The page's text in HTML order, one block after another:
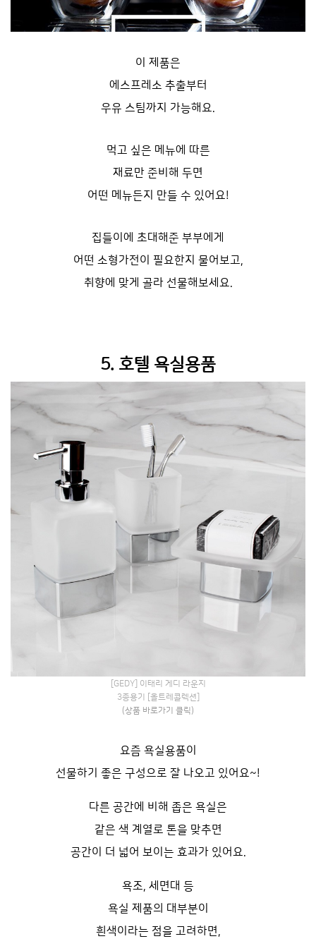
이 제품은
에스프레소 추출부터
우유 스팀까지 가능해요.
먹고 싶은 메뉴에 따른
재료만 준비해 두면
어떤 메뉴든지 만들 수 있어요!
집들이에 초대해준 부부에게
어떤 소형가전이 필요한지 물어보고,
취향에 맞게 골라 선물해보세요.
5. 호텔 욕실용품
[GEDY] 이태리 게디 라운지
3종용기 [올트레콜렉션]
(상품 바로가기 클릭)
요즘 욕실용품이
선물하기 좋은 구성으로 잘 나오고 있어요~!
다른 공간에 비해 좁은 욕실은
같은 색 계열로 톤을 맞추면
공간이 더 넓어 보이는 효과가 있어요.
욕조, 세면대 등
욕실 제품의 대부분이
흰색이라는 점을 고려하면,